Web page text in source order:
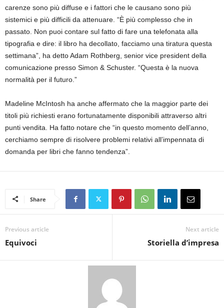
carenze sono più diffuse e i fattori che le causano sono più
sistemici e più difficili da attenuare. “È più complesso che in
passato. Non puoi contare sul fatto di fare una telefonata alla
tipografia e dire: il libro ha decollato, facciamo una tiratura questa
settimana”, ha detto Adam Rothberg, senior vice president della
comunicazione presso Simon & Schuster. “Questa è la nuova
normalità per il futuro.”
Madeline McIntosh ha anche affermato che la maggior parte dei
titoli più richiesti erano fortunatamente disponibili attraverso altri
punti vendita. Ha fatto notare che “in questo momento dell’anno,
cerchiamo sempre di risolvere problemi relativi all’impennata di
domanda per libri che fanno tendenza”.
Share
Previous article
Equivoci
Next article
Storiella d’impresa